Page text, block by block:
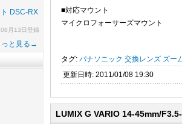
DSC-RX
月13日登録
っと見る→
■対応マウント
マイクロフォーサーズマウント
タグ: パナソニック 交換レンズ ズー
更新日時: 2011/01/08 19:30
LUMIX G VARIO 14-45mm/